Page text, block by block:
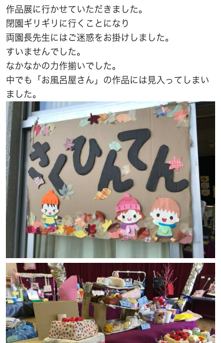
作品展に行かせていただきました。
閉園ギリギリに行くことになり
両園長先生にはご迷惑をお掛けしました。
すいませんでした。
なかなかの力作揃いでした。
中でも「お風呂屋さん」の作品には見入ってしまい
ました。